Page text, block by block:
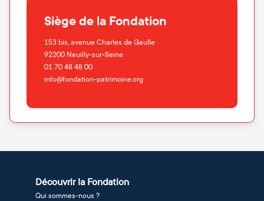
Siège de la Fondation
153 bis, avenue Charles de Gaulle
92200 Neuilly-sur-Seine
01 70 48 48 00
info@fondation-patrimoine.org
Découvrir la Fondation
Qui sommes-nous ?